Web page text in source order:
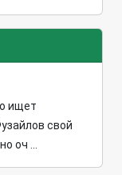
ищет
свой
оч ...